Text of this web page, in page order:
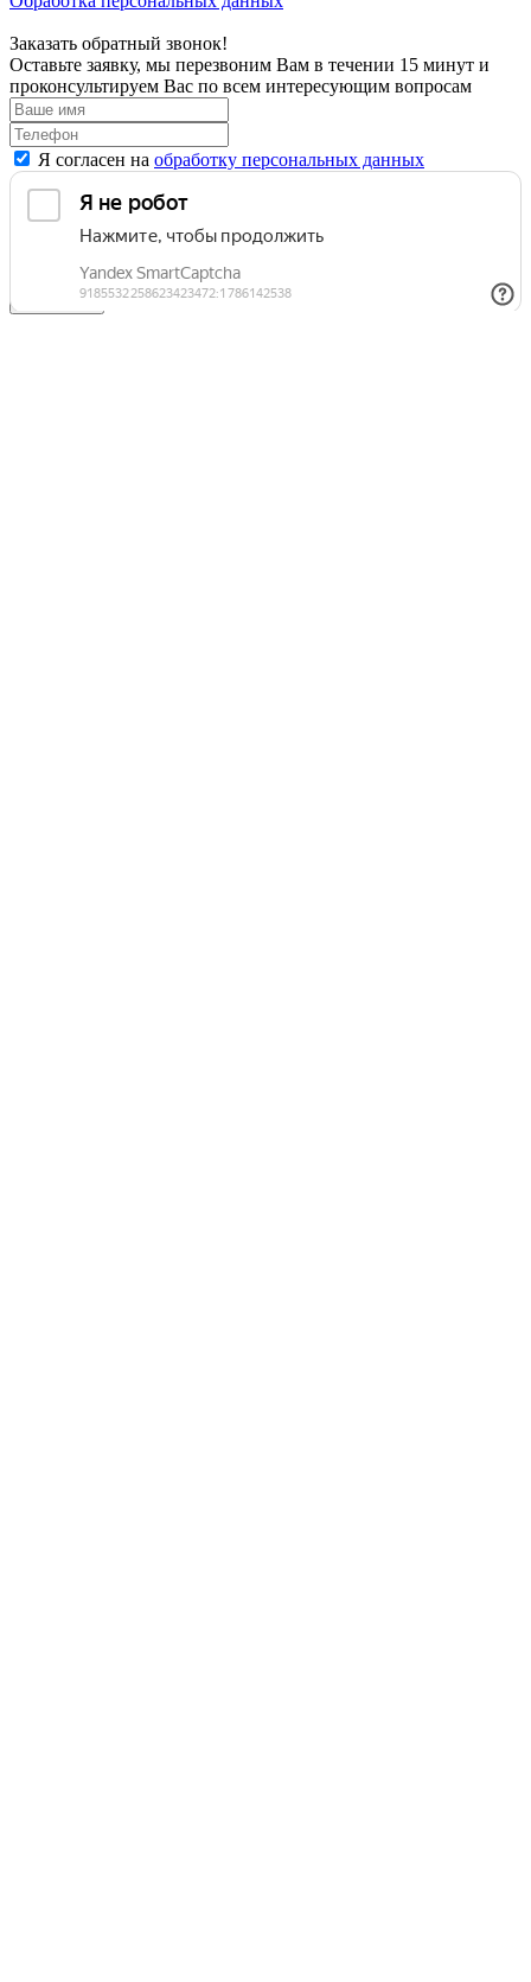
Заказать обратный звонок!
Оставьте заявку, мы перезвоним Вам в течении 15 минут и
проконсультируем Вас по всем интересующим вопросам
Я согласен на обработку персональных данных
Отправить